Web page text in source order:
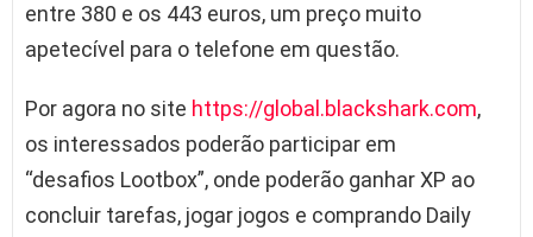
entre 380 e os 443 euros, um preço muito
apetecível para o telefone em questão.
Por agora no site https://global.blackshark.com,
os interessados poderão participar em
“desafios Lootbox”, onde poderão ganhar XP ao
concluir tarefas, jogar jogos e comprando Daily